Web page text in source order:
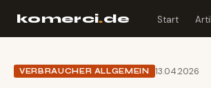
komerci.de Start
VERBRAUCHER ALLGEMEIN 13.04.2026